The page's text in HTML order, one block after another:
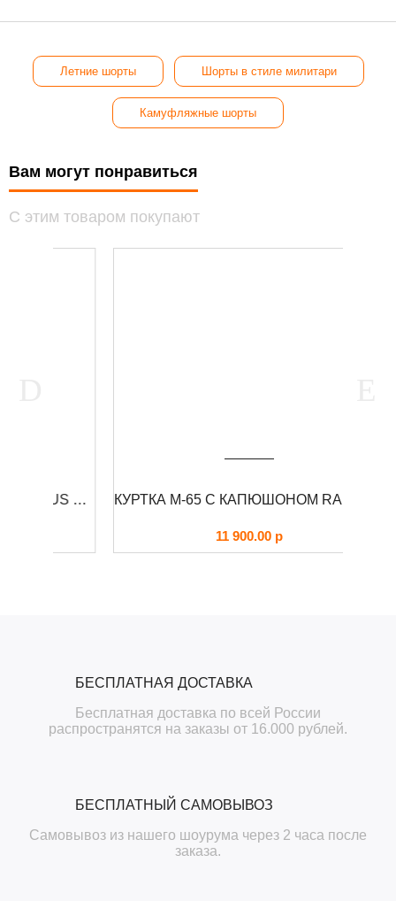
Летние шорты Шорты в стиле милитари
Камуфляжные шорты
Вам могут понравиться
С этим товаром покупают
КУРТКА М-65 С КАПЮШОНОМ RAIDO FOERSVERD
11 900.00 р
БЕСПЛАТНАЯ ДОСТАВКА
Бесплатная доставка по всей России
распространятся на заказы от 16.000 рублей.
БЕСПЛАТНЫЙ САМОВЫВОЗ
Самовывоз из нашего шоурума через 2 часа после
заказа.